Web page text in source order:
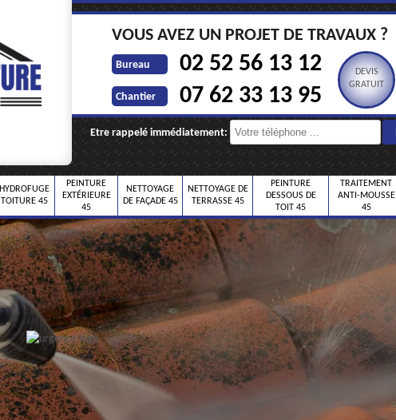
VOUS AVEZ UN PROJET DE TRAVAUX ?
Bureau 02 52 56 13 12
Chantier 07 62 33 13 95
DEVIS
GRATUIT
Etre rappelé immédiatement:
HYDROFUGE
TOITURE 45
PEINTURE
EXTÉRIEURE
45
NETTOYAGE
DE FAÇADE 45
NETTOYAGE DE
TERRASSE 45
PEINTURE
DESSOUS DE
TOIT 45
TRAITEMENT
ANTI-MOUSSE
45